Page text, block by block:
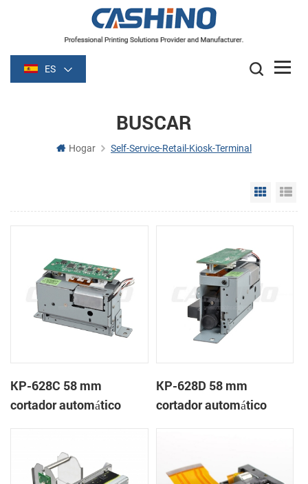
ES
BUSCAR
Hogar Self-Service-Retail-Kiosk-Terminal
Grid
KP-628C 58 mm
cortador automático
KP-628D 58 mm
cortador automático